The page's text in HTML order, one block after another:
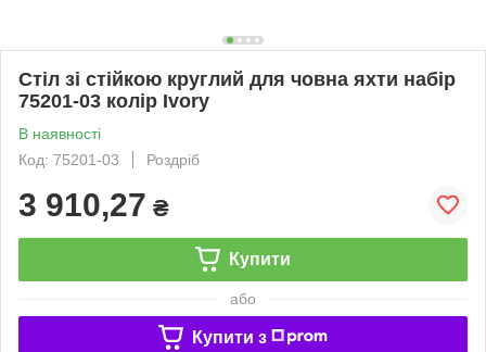
Стіл зі стійкою круглий для човна яхти набір
75201-03 колір Ivory
В наявності
Код: 75201-03
Роздріб
3 910,27 ₴
Купити
або
Купити з